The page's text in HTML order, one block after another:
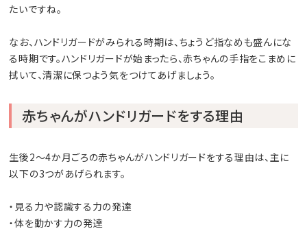
たいですね。
なお、ハンドリガードがみられる時期は、ちょうど指なめも盛んにな
る時期です。ハンドリガードが始まったら、赤ちゃんの手指をこまめに
拭いて、清潔に保つよう気をつけてあげましょう。
赤ちゃんがハンドリガードをする理由
生後2～4か月ごろの赤ちゃんがハンドリガードをする理由は、主に
以下の3つがあげられます。
・見る力や認識する力の発達
・体を動かす力の発達